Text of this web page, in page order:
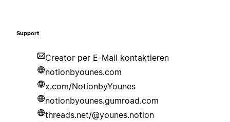
Support
Creator per E-Mail kontaktieren
notionbyounes.com
x.com/NotionbyYounes
notionbyounes.gumroad.com
threads.net/@younes.notion